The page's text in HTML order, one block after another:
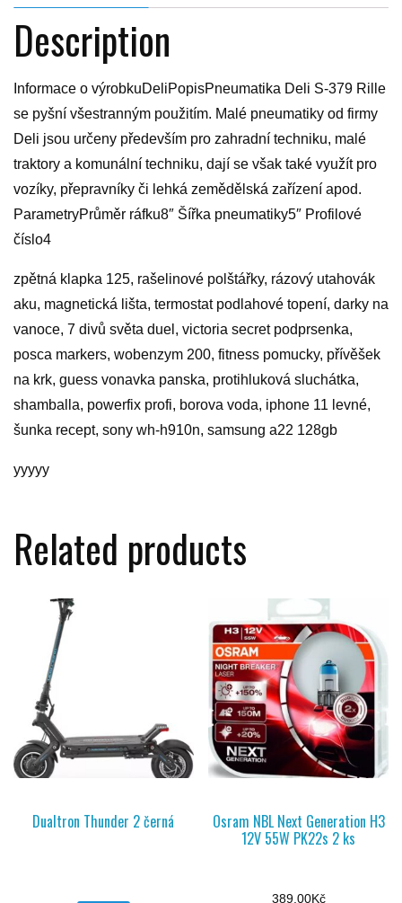
Description
Informace o výrobkuDeliPopisPneumatika Deli S-379 Rille
se pyšní všestranným použitím. Malé pneumatiky od firmy
Deli jsou určeny především pro zahradní techniku, malé
traktory a komunální techniku, dají se však také využít pro
vozíky, přepravníky či lehká zemědělská zařízení apod.
ParametryPrůměr ráfku8″ Šířka pneumatiky5″ Profilové
číslo4
zpětná klapka 125, rašelinové polštářky, rázový utahovák
aku, magnetická lišta, termostat podlahové topení, darky na
vanoce, 7 divů světa duel, victoria secret podprsenka,
posca markers, wobenzym 200, fitness pomucky, přívěšek
na krk, guess vonavka panska, protihluková sluchátka,
shamballa, powerfix profi, borova voda, iphone 11 levné,
šunka recept, sony wh-h910n, samsung a22 128gb
yyyyy
Related products
Dualtron Thunder 2 černá Osram NBL Next Generation H3
12V 55W PK22s 2 ks
389,00Kč